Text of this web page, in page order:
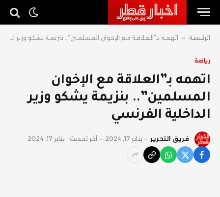
الرئيسية » اتهمه بـ”العلاقة مع الإخوان المسلمين”.. بنزيمة يشكو وزير الداخلية الفرنسي
رياضة
اتهمه بـ”العلاقة مع الإخوان
المسلمين”.. بنزيمة يشكو وزير
الداخلية الفرنسي
فريق التحرير يناير 17, 2024 آخر تحديث: يناير 17, 2024